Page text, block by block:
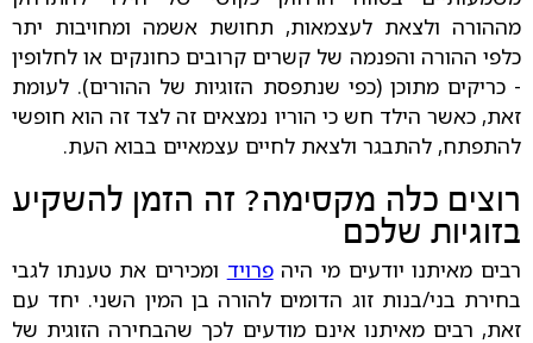
מההורה ולצאת לעצמאות, תחושת אשמה ומחויבות יתר
כלפי ההורה והפנמה של קשרים קרובים כחונקים או לחלופין
- כריקים מתוכן (כפי שנתפסת הזוגיות של ההורים). לעומת
זאת, כאשר הילד חש כי הוריו נמצאים זה לצד זה הוא חופשי
להתפתח, להתבגר ולצאת לחיים עצמאיים בבוא העת.
רוצים כלה מקסימה? זה הזמן להשקיע
בזוגיות שלכם
רבים מאיתנו יודעים מי היהפרויד ומכירים את טענתו לגבי
בחירת בני/בנות זוג הדומים להורה בן המין השני. יחד עם
זאת, רבים מאיתנו אינם מודעים לכך שהבחירה הזוגית של